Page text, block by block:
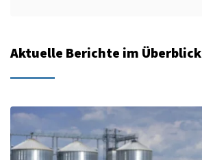
Aktuelle Berichte im Überblick